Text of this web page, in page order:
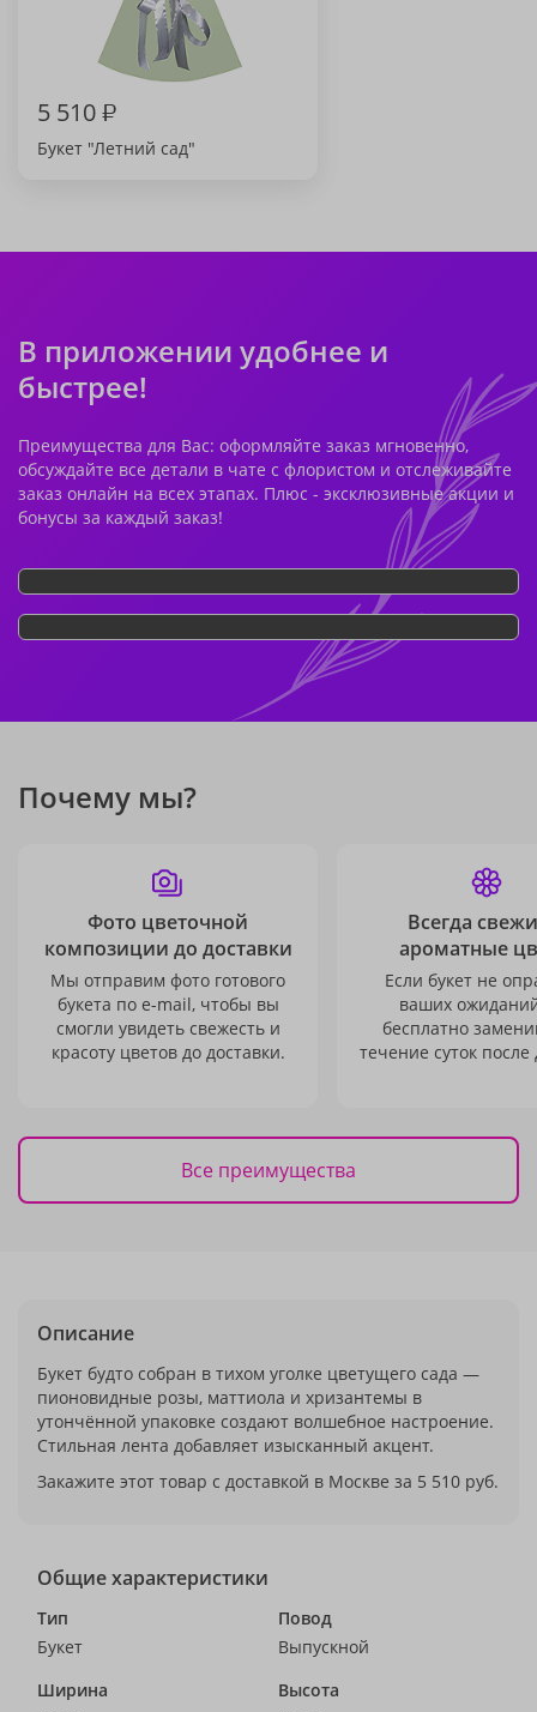
5 510₽
Букет "Летний сад"
В приложении удобнее и
быстрее!
Преимущества для Вас: оформляйте заказ мгновенно,
обсуждайте все детали в чате с флористом и отслеживайте
заказ онлайн на всех этапах. Плюс - эксклюзивные акции и
бонусы за каждый заказ!
Почему мы?
Фото цветочной
композиции до доставки
Мы отправим фото готового
букета по e-mail, чтобы вы
смогли увидеть свежесть и
красоту цветов до доставки.
Всегда
ароматные
Если букет не
ваших
бесплатно
течение суток после
Все преимущества
Описание
Букет будто собран в тихом уголке цветущего сада —
пионовидные розы, маттиола и хризантемы в
утончённой упаковке создают волшебное настроение.
Стильная лента добавляет изысканный акцент.
Закажите этот товар с доставкой в Москве за 5 510 руб.
Общие характеристики
Тип
Букет
Повод
Выпускной
Ширина
Высота